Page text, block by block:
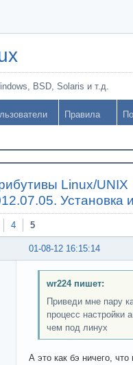
BSD, Solaris и т.д.
Правила
Linux/UNIX
Установка
4 5
01-08-12 16:15:14
wr224 пишет:
Приведи мне пару
процесс настройки
чем под линух
А это как бэ ничего,